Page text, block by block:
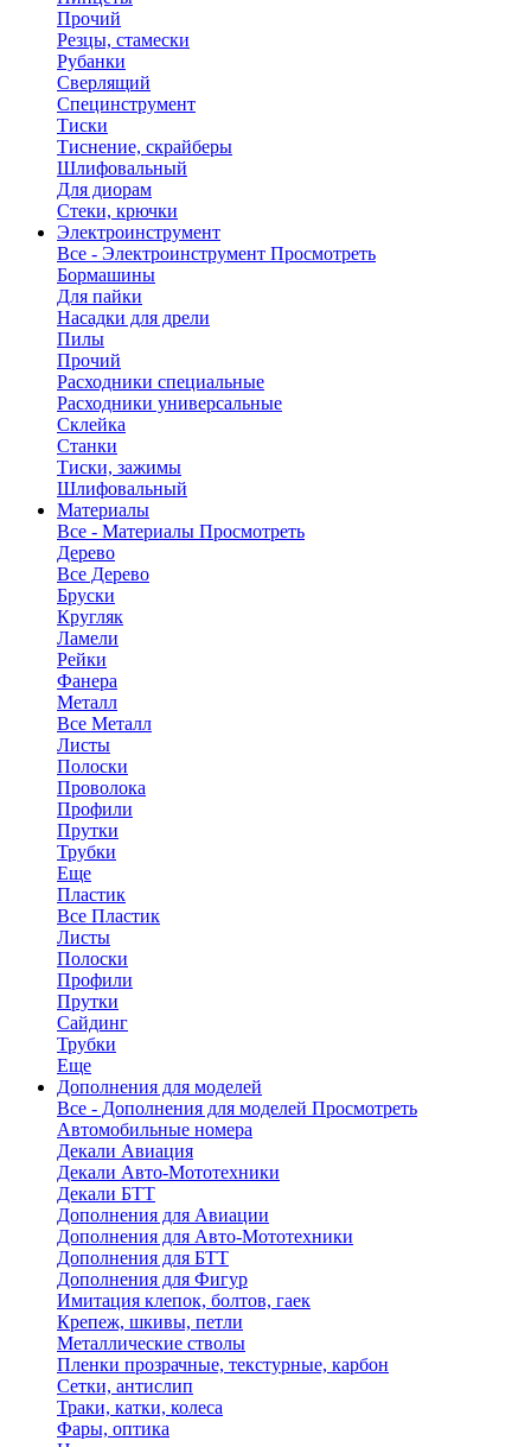
Прочий
Резцы, стамески
Рубанки
Сверлящий
Специнструмент
Тиски
Тиснение, скрайберы
Шлифовальный
Для диорам
Стеки, крючки
Электроинструмент
Все - Электроинструмент Просмотреть
Бормашины
Для пайки
Насадки для дрели
Пилы
Прочий
Расходники специальные
Расходники универсальные
Склейка
Станки
Тиски, зажимы
Шлифовальный
Материалы
Все - Материалы Просмотреть
Дерево
Все Дерево
Бруски
Кругляк
Ламели
Рейки
Фанера
Металл
Все Металл
Листы
Полоски
Проволока
Профили
Прутки
Трубки
Еще
Пластик
Все Пластик
Листы
Полоски
Профили
Прутки
Сайдинг
Трубки
Еще
Дополнения для моделей
Все - Дополнения для моделей Просмотреть
Автомобильные номера
Декали Авиация
Декали Авто-Мототехники
Декали БТТ
Дополнения для Авиации
Дополнения для Авто-Мототехники
Дополнения для БТТ
Дополнения для Фигур
Имитация клепок, болтов, гаек
Крепеж, шкивы, петли
Металлические стволы
Пленки прозрачные, текстурные, карбон
Сетки, антислип
Траки, катки, колеса
Фары, оптика